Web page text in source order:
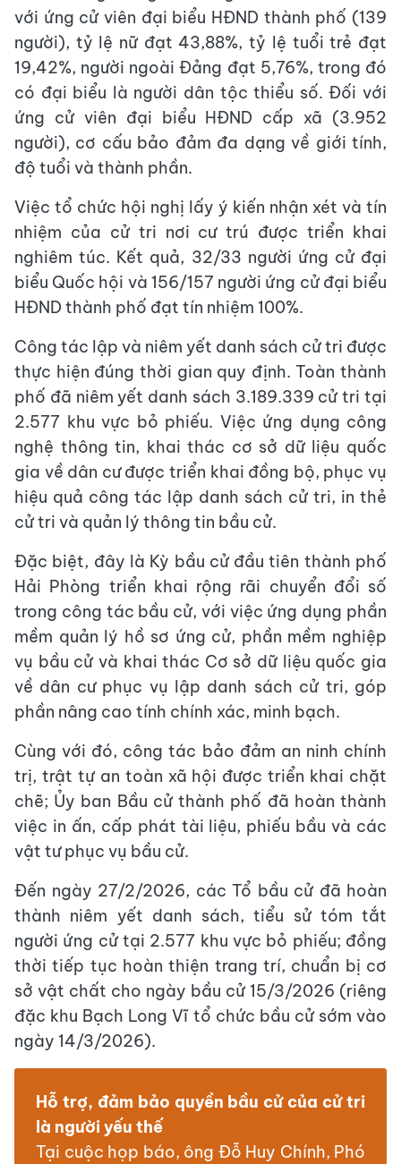
với ứng cử viên đại biểu HĐND thành phố (139
người), tỷ lệ nữ đạt 43,88%, tỷ lệ tuổi trẻ đạt
19,42%, người ngoài Đảng đạt 5,76%, trong đó
có đại biểu là người dân tộc thiểu số. Đối với
ứng cử viên đại biểu HĐND cấp xã (3.952
người), cơ cấu bảo đảm đa dạng về giới tính,
độ tuổi và thành phần.
Việc tổ chức hội nghị lấy ý kiến nhận xét và tín
nhiệm của cử tri nơi cư trú được triển khai
nghiêm túc. Kết quả, 32/33 người ứng cử đại
biểu Quốc hội và 156/157 người ứng cử đại biểu
HĐND thành phố đạt tín nhiệm 100%.
Công tác lập và niêm yết danh sách cử tri được
thực hiện đúng thời gian quy định. Toàn thành
phố đã niêm yết danh sách 3.189.339 cử tri tại
2.577 khu vực bỏ phiếu. Việc ứng dụng công
nghệ thông tin, khai thác cơ sở dữ liệu quốc
gia về dân cư được triển khai đồng bộ, phục vụ
hiệu quả công tác lập danh sách cử tri, in thẻ
cử tri và quản lý thông tin bầu cử.
Đặc biệt, đây là Kỳ bầu cử đầu tiên thành phố
Hải Phòng triển khai rộng rãi chuyển đổi số
trong công tác bầu cử, với việc ứng dụng phần
mềm quản lý hồ sơ ứng cử, phần mềm nghiệp
vụ bầu cử và khai thác Cơ sở dữ liệu quốc gia
về dân cư phục vụ lập danh sách cử tri, góp
phần nâng cao tính chính xác, minh bạch.
Cùng với đó, công tác bảo đảm an ninh chính
trị, trật tự an toàn xã hội được triển khai chặt
chẽ; Ủy ban Bầu cử thành phố đã hoàn thành
việc in ấn, cấp phát tài liệu, phiếu bầu và các
vật tư phục vụ bầu cử.
Đến ngày 27/2/2026, các Tổ bầu cử đã hoàn
thành niêm yết danh sách, tiểu sử tóm tắt
người ứng cử tại 2.577 khu vực bỏ phiếu; đồng
thời tiếp tục hoàn thiện trang trí, chuẩn bị cơ
sở vật chất cho ngày bầu cử 15/3/2026 (riêng
đặc khu Bạch Long Vĩ tổ chức bầu cử sớm vào
ngày 14/3/2026).
Hỗ trợ, đảm bảo quyền bầu cử của cử tri
là người yếu thế
Tại cuộc họp báo, ông Đỗ Huy Chính, Phó